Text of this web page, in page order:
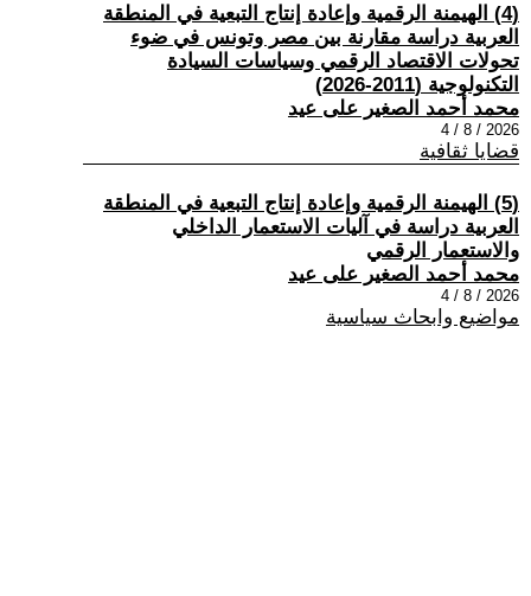
(4) الهيمنة الرقمية وإعادة إنتاج التبعية في المنطقة
العربية دراسة مقارنة بين مصر وتونس في ضوء
تحولات الاقتصاد الرقمي وسياسات السيادة
التكنولوجية (2011-2026)
محمد أحمد الصغير على عيد
2026 / 8 / 4
قضايا ثقافية
(5) الهيمنة الرقمية وإعادة إنتاج التبعية في المنطقة
العربية دراسة في آليات الاستعمار الداخلي
والاستعمار الرقمي
محمد أحمد الصغير على عيد
2026 / 8 / 4
مواضيع وابحاث سياسية